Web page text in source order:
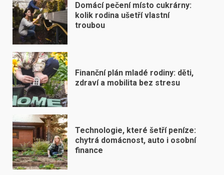
Domácí pečení místo cukrárny:
kolik rodina ušetří vlastní
troubou
Finanční plán mladé rodiny: děti,
zdraví a mobilita bez stresu
Technologie, které šetří peníze:
chytrá domácnost, auto i osobní
finance